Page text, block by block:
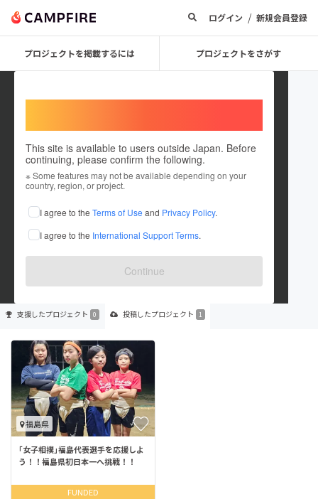
ログイン / 新規会員登録
プロジェクトを掲載するには プロジェクトをさがす
This site is available to users outside Japan. Before
continuing, please confirm the following.
※ Some features may not be available depending on your
country, region, or project.
I agree to the Terms of Use and Privacy Policy.
I agree to the International Support Terms.
Continue
Seishinkansumo
これまでに1件のプロジェクトを投稿しています
在住国：日本 現在地：福島県
出身国：日本 出身地：福島県
支援したプロジェクト 0 投稿したプロジェクト 1
福島県
｢女子相撲｣福島代表選手を応援しよ
う！！福島県初日本一へ挑戦！！
FUNDED